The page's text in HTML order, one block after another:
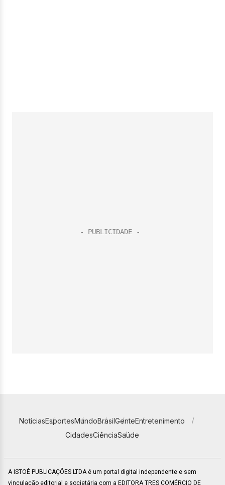
NotíciasEsportesMundoBrasilGenteEntretenimento
CidadesCiênciaSaúde
A ISTOÉ PUBLICAÇÕES LTDA é um portal digital independente e sem
vinculação editorial e societária com a EDITORA TRES COMÉRCIO DE